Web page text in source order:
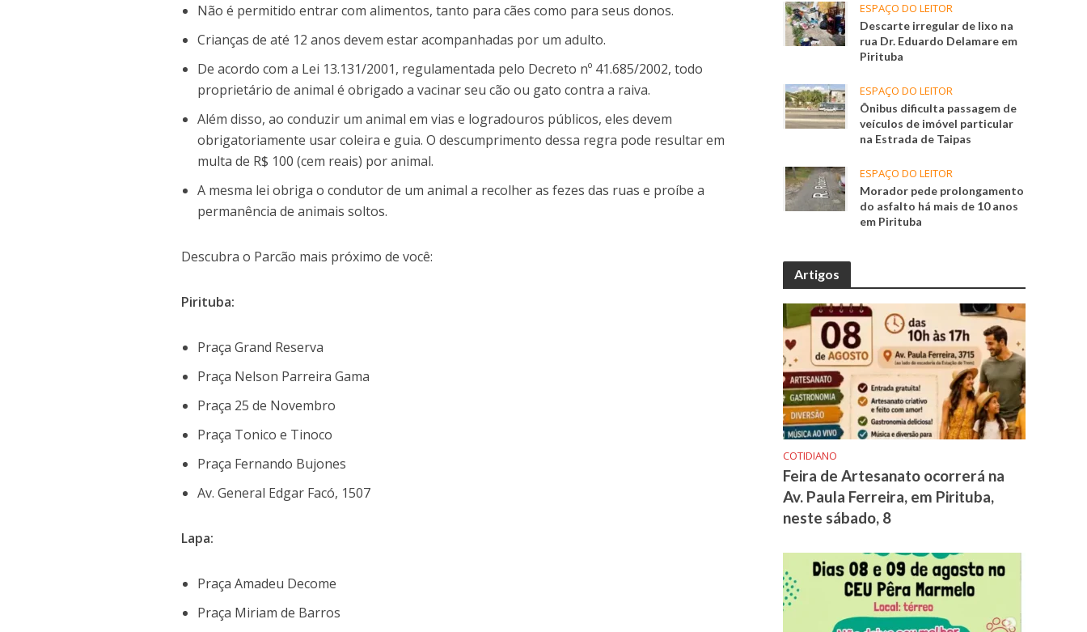
Não é permitido entrar com alimentos, tanto para cães como para seus donos.
Crianças de até 12 anos devem estar acompanhadas por um adulto.
De acordo com a Lei 13.131/2001, regulamentada pelo Decreto nº 41.685/2002, todo
proprietário de animal é obrigado a vacinar seu cão ou gato contra a raiva.
Além disso, ao conduzir um animal em vias e logradouros públicos, eles devem
obrigatoriamente usar coleira e guia. O descumprimento dessa regra pode resultar em
multa de R$ 100 (cem reais) por animal.
A mesma lei obriga o condutor de um animal a recolher as fezes das ruas e proíbe a
permanência de animais soltos.
Descubra o Parcão mais próximo de você:
Pirituba:
Praça Grand Reserva
Praça Nelson Parreira Gama
Praça 25 de Novembro
Praça Tonico e Tinoco
Praça Fernando Bujones
Av. General Edgar Facó, 1507
Lapa:
Praça Amadeu Decome
Praça Miriam de Barros
ESPAÇO DO LEITOR
Descarte irregular de lixo na
rua Dr. Eduardo Delamare em
Pirituba
ESPAÇO DO LEITOR
Ônibus dificulta passagem de
veículos de imóvel particular
na Estrada de Taipas
ESPAÇO DO LEITOR
Morador pede prolongamento
do asfalto há mais de 10 anos
em Pirituba
Artigos
COTIDIANO
Feira de Artesanato ocorrerá na
Av. Paula Ferreira, em Pirituba,
neste sábado, 8